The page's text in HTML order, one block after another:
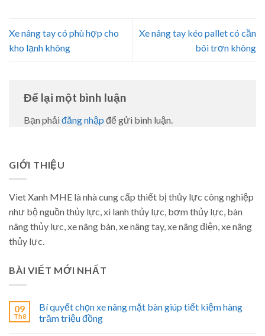
Xe nâng tay có phù hợp cho
kho lạnh không
Xe nâng tay kéo pallet có cần
bôi trơn không
Để lại một bình luận
Bạn phải đăng nhập để gửi bình luận.
GIỚI THIỆU
Viet Xanh MHE là nhà cung cấp thiết bị thủy lực công nghiệp
như bộ nguồn thủy lực, xi lanh thủy lực, bơm thủy lực, bàn
nâng thủy lực, xe nâng bàn, xe nâng tay, xe nâng điện, xe nâng
thủy lực.
BÀI VIẾT MỚI NHẤT
09
Th8
Bí quyết chọn xe nâng mặt bàn giúp tiết kiệm hàng
trăm triệu đồng